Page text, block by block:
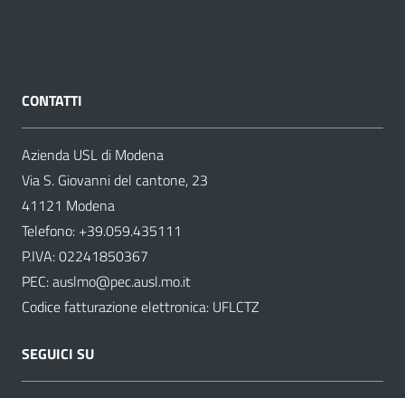
CONTATTI
Azienda USL di Modena
Via S. Giovanni del cantone, 23
41121 Modena
Telefono: +39.059.435111
P.IVA: 02241850367
PEC:auslmo@pec.ausl.mo.it
Codice fatturazione elettronica: UFLCTZ
SEGUICI SU